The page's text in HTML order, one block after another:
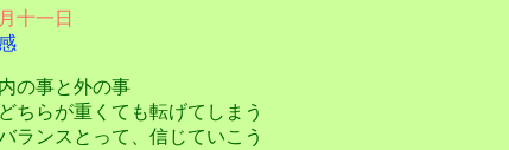
十一日
の事と外の事
ちらが重くても転げてしまう
ランスとって、信じていこう